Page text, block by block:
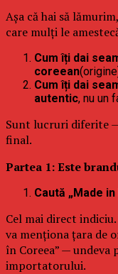
Așa că hai să
care mulți le
Cum îți dai
coreean
Cum îți dai
autentic, nu un
Sunt lucruri diferite
final.
Partea 1: Este
Caută „Made
Cel mai direct
va menționa țara de
în Coreea” — undeva
importatorului.